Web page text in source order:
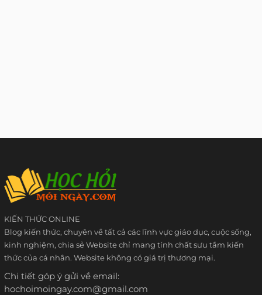
KIẾN THỨC ONLINE
Blog kiến thức, chuyên về tất cả các lĩnh vực giáo dục, cuộc sống,
kinh nghiệm, chia sẻ Website chỉ mang tính chất sưu tầm kiến
thức của cá nhân. Website không có giá trị thương mại.
Chi tiết góp ý gửi về email:
hochoimoingay.com@gmail.com